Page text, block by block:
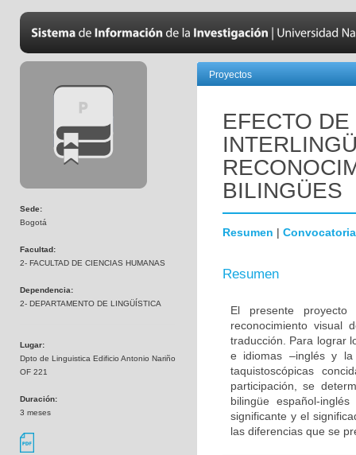
Sede:
Bogotá
Facultad:
2- FACULTAD DE CIENCIAS HUMANAS
Dependencia:
2- DEPARTAMENTO DE LINGÜÍSTICA
Lugar:
Dpto de Linguistica Edificio Antonio Nariño
OF 221
Duración:
3 meses
Proyectos
EFECTO
BILINGÜES
Resumen | Convocatoria
Resumen
El presente
reconocimiento visual
traducción. Para lograr
e idiomas –inglés y
taquistoscópicas
participación, se
bilingüe español-
significante y el
las diferencias que se